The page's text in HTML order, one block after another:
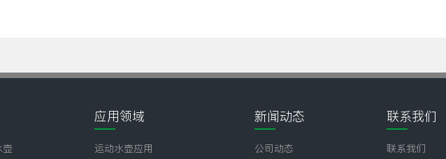
应用领域
运动水壶应用
新闻动态
公司动态
联系我们
联系我们